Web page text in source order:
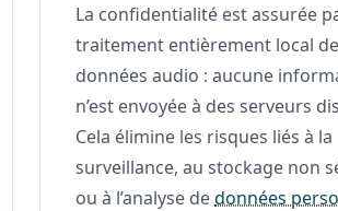
La confidentialité est assurée
traitement entièrement local
données audio : aucune
n’est envoyée à des serveurs
Cela élimine les risques liés à la
surveillance, au stockage non
ou à l’analyse dedonnées